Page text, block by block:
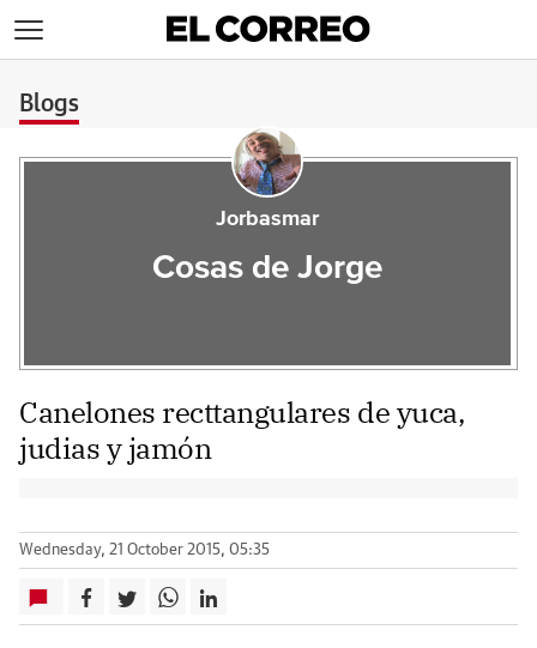
Blogs
Jorbasmar
Cosas de Jorge
Canelones recttangulares de yuca,
judias y jamón
Wednesday, 21 October 2015, 05:35